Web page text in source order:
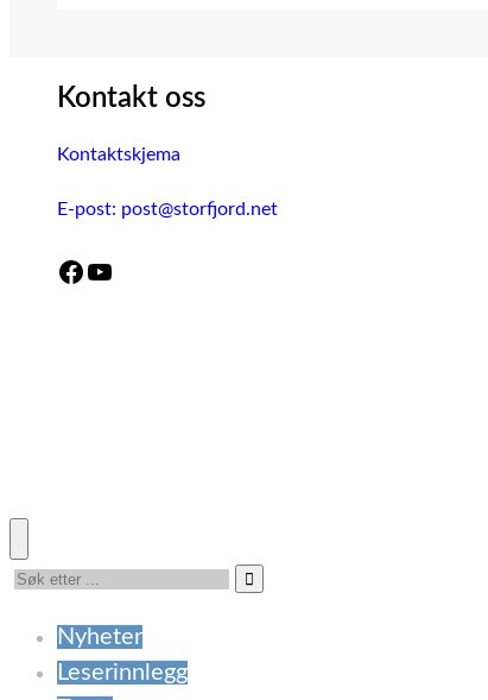
Kontakt oss
Kontaktskjema
E-post: post@storfjord.net
Facebook YouTube
Nyheter
Leserinnlegg